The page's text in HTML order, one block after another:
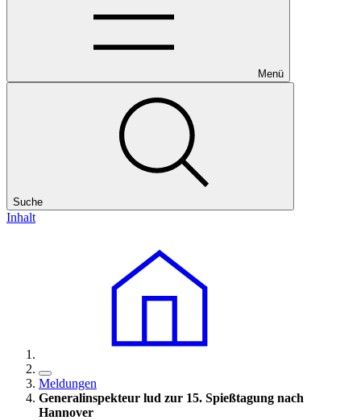
Menü
Suche
Inhalt
Meldungen
Generalinspekteur lud zur 15. Spießtagung nach
Hannover